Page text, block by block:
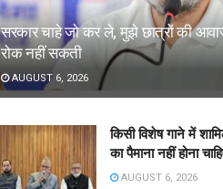
सरकार चाहे जो कर ले, मुझे छात्रों की
रोक नहीं सकती
AUGUST 6, 2026
किसी विशेष गाने में
का पैमाना नहीं होना
AUGUST 6, 2026